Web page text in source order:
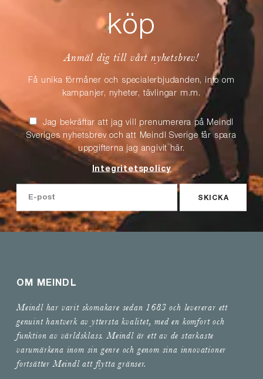
köp
Anmäl dig till vårt nyhetsbrev!
Få unika förmåner och specialerbjudanden, info om
kampanjer, nyheter, tävlingar m.m.
Jag bekräftar att jag vill prenumerera på Meindl
Sveriges nyhetsbrev och att Meindl Sverige får spara
uppgifterna jag angivit här.
Integritetspolicy
SKICKA
OM MEINDL
Meindl har varit skomakare sedan 1683 och levererar ett
genuint hantverk av yttersta kvalitet, med en komfort och
funktion av världsklass. Meindl är ett av de starkaste
varumärkena inom sin genre och genom sina innovationer
fortsätter Meindl att flytta gränser.